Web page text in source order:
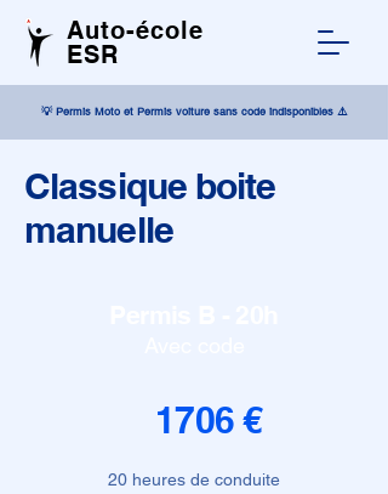
Auto-école
ESR
💡 Permis Moto et Permis voiture sans code indisponibles ⚠️
Classique boite
manuelle
1706 €
20 heures de conduite